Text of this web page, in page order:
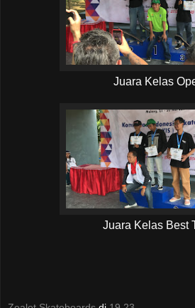
Juara Kelas
Juara Kelas Best